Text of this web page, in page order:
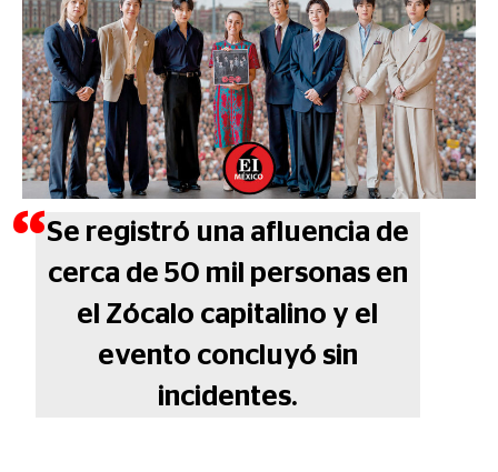
Se registró una afluencia de
cerca de 50 mil personas en
el Zócalo capitalino y el
evento concluyó sin
incidentes.